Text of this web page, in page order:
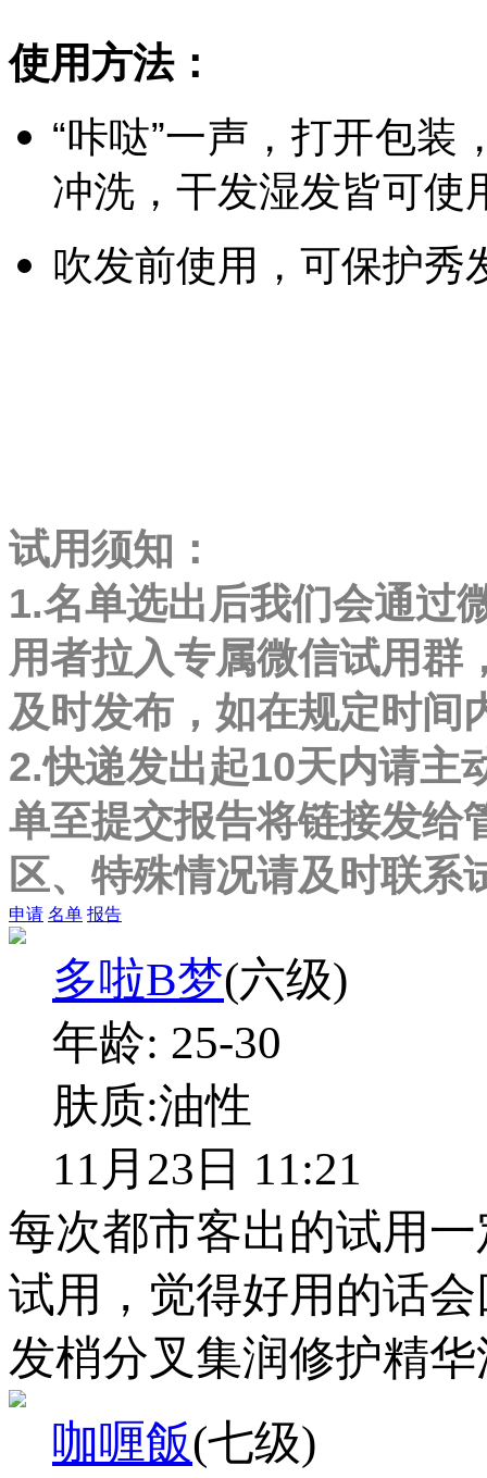
使用方法：
“咔哒”一声，打开包
冲洗，干发湿发皆可使
吹发前使用，可保护秀
试用须知：
1.名单选出后我们会通过
用者拉入专属微信试用群
及时发布，如在规定时间
2.快递发出起10天内请主
单至提交报告将链接发给
区、特殊情况请及时联系
申请 名单 报告
多啦B梦(六级)
年龄: 25-30
肤质:油性
11月23日 11:21
每次都市客出的试用
试用，觉得好用的话
发梢分叉集润修护精
咖喱飯(七级)